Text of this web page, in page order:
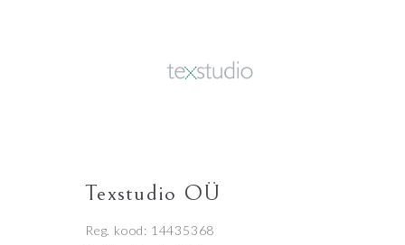
Texstudio OÜ
Reg. kood: 14435368